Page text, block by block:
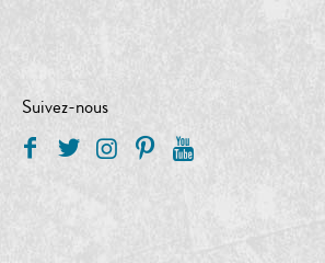
Suivez-nous